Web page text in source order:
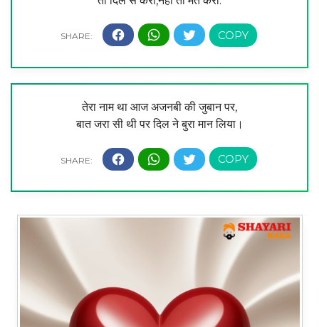
तेरा नाम था आज अजनबी की जुबान पर,
बात जरा सी थी पर दिल ने बुरा मान लिया।